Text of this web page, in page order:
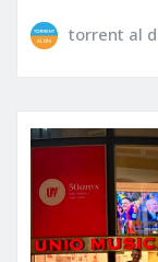
torrent al